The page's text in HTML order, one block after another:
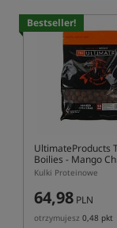
Bestseller!
UltimateProducts
Boilies - Mango
Kulki Proteinowe
64,98 PLN
otrzymujesz 0,48 pkt